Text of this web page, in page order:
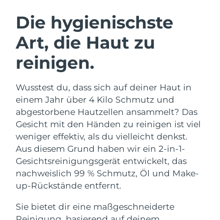
Die hygienischste
Art, die Haut zu
reinigen.
Wusstest du, dass sich auf deiner Haut in
einem Jahr über 4 Kilo Schmutz und
abgestorbene Hautzellen ansammelt? Das
Gesicht mit den Händen zu reinigen ist viel
weniger effektiv, als du vielleicht denkst.
Aus diesem Grund haben wir ein 2-in-1-
Gesichtsreinigungsgerät entwickelt, das
nachweislich 99 % Schmutz, Öl und Make-
up-Rückstände entfernt.
Sie bietet dir eine maßgeschneiderte
Gesichtsreinigung
Anti-aging massage
LUNA™ 4 Plus
Massage, LED heating
LUNA™ 4 Men
For men, anti-aging massage
Microcurrent toning
BEAR™ 2 go
Microcurrent toning on-the-go
BEAR™ 2 eyes & lips
Microcurrent line smoothing device
Hydratisierung
UFO™ 3 Set
Deep facial hydration
UFO™ 3 LED
device
Mundpflege
issa™ 4
Hybrid silicone sonic toothbrush
issa™ 4 plus
FAQ™ ANTI-AGING-BEHANDLUNG
Anti-aging LED-Behandlungen
NEW
Australien
Erwartete Lieferung
Österreich
Bahrain
Erwartete Lieferung
10/08/2026
Belgien
Erwartete Lieferung
09/08/2026
Bermuda
Erwartete Lieferung
15/08/2026
Bosnien und